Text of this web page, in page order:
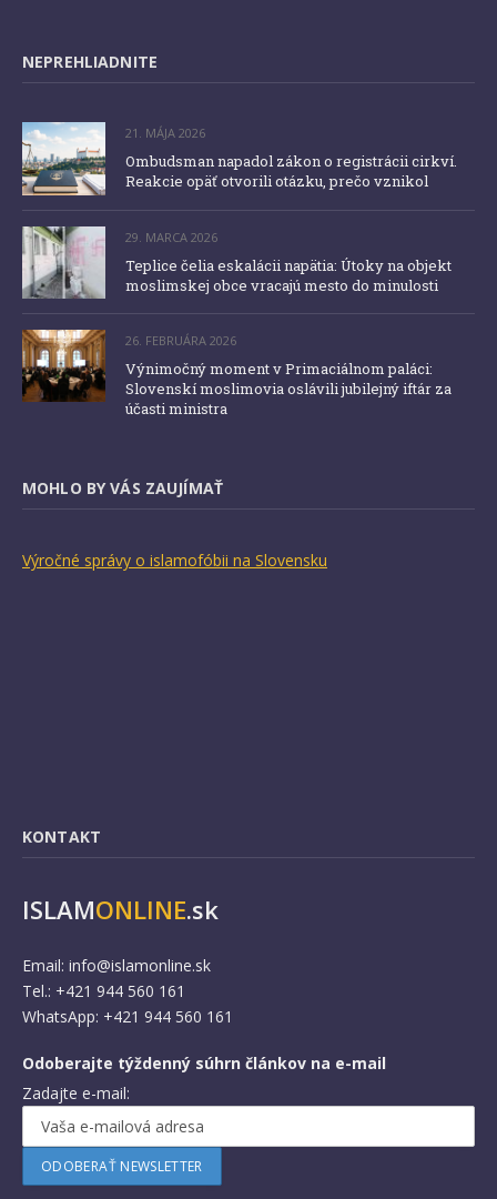
NEPREHLIADNITE
21. MÁJA 2026
Ombudsman napadol zákon o registrácii cirkví.
Reakcie opäť otvorili otázku, prečo vznikol
29. MARCA 2026
Teplice čelia eskalácii napätia: Útoky na objekt
moslimskej obce vracajú mesto do minulosti
26. FEBRUÁRA 2026
Výnimočný moment v Primaciálnom paláci:
Slovenskí moslimovia oslávili jubilejný iftár za
účasti ministra
MOHLO BY VÁS ZAUJÍMAŤ
Výročné správy o islamofóbii na Slovensku
KONTAKT
ISLAMONLINE.sk
Email: info@islamonline.sk
Tel.: +421 944 560 161
WhatsApp: +421 944 560 161
Odoberajte týždenný súhrn článkov na e-mail
Zadajte e-mail: